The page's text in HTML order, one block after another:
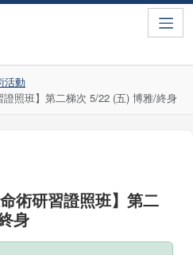
活動
證照班】第二梯次 5/22 (五) 博雅/終身
術研習證照班】第二
身